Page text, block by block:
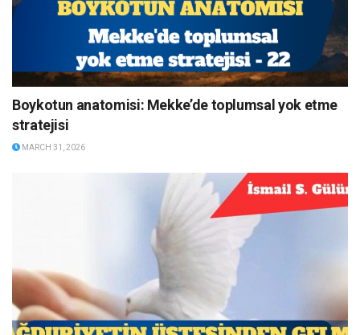
Boykotun anatomisi: Mekke’de toplumsal yok etme
stratejisi
MARCH 31, 2026